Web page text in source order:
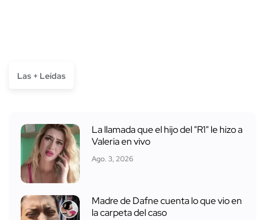
Las + Leídas
La llamada que el hijo del "R1" le hizo a
Valeria en vivo
Ago. 3, 2026
Madre de Dafne cuenta lo que vio en
la carpeta del caso